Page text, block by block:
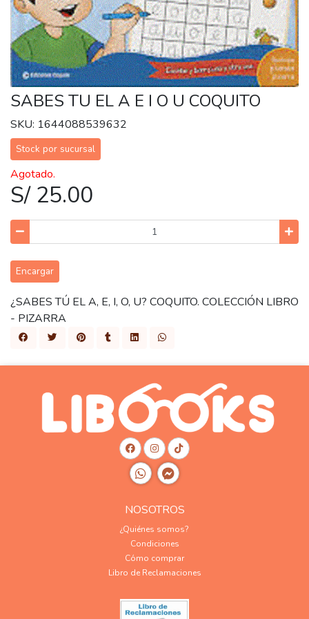
SABES TU EL A E I O U COQUITO
SKU: 1644088539632
Stock por sucursal
Agotado.
S/ 25.00
Encargar
¿SABES TÚ EL A, E, I, O, U? COQUITO. COLECCIÓN LIBRO
- PIZARRA
NOSOTROS
¿Quiénes somos?
Condiciones
Cómo comprar
Libro de Reclamaciones